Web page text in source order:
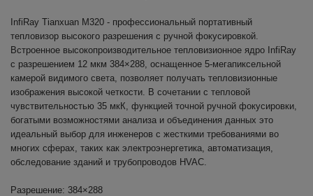
InfiRay Tianxuan M320 - профессиональный портативный
тепловизор высокого разрешения с ручной фокусировкой.
Встроенное высокопроизводительное тепловизионное ядро InfiRay
с разрешением 12 мкм 384×288, оснащенное 5-мегапиксельной
камерой видимого света, позволяет получать тепловизионные
изображения высокой четкости. В сочетании с тепловой
чувствительностью 35 мкК, функцией точной ручной фокусировки,
богатыми возможностями анализа и объединения данных это
идеальный выбор для инженеров с жесткими требованиями во
многих сферах, таких как электроэнергетика, автоматизация,
обследование зданий и трубопроводов HVAC.
Разрешение: 384×288